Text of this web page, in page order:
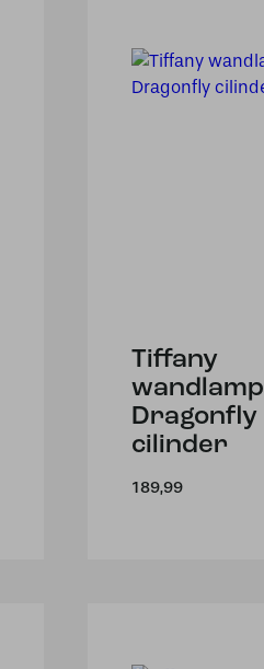
Tiffany
wandlamp
Dragonfly
cilinder
189,99